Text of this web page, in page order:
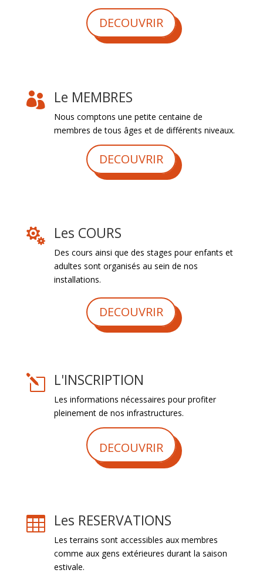
DECOUVRIR
 Le MEMBRES
Nous comptons une petite centaine de
membres de tous âges et de différents niveaux.
DECOUVRIR
 Les COURS
Des cours ainsi que des stages pour enfants et
adultes sont organisés au sein de nos
installations.
DECOUVRIR
l L'INSCRIPTION
Les informations nécessaires pour profiter
pleinement de nos infrastructures.
DECOUVRIR
 Les RESERVATIONS
Les terrains sont accessibles aux membres
comme aux gens extérieures durant la saison
estivale.